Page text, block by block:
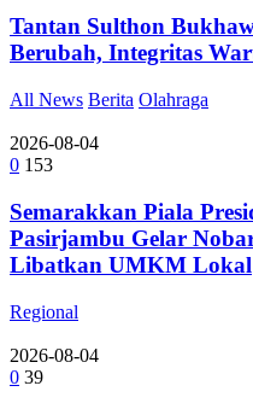
Tantan Sulthon
Berubah, Integritas
All News Berita Olahraga
2026-08-04
0 153
Semarakkan Piala
Pasirjambu Gelar
Libatkan UMKM Lokal
Regional
2026-08-04
0 39